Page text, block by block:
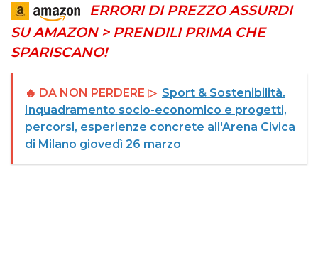
ERRORI DI PREZZO ASSURDI
SU AMAZON > PRENDILI PRIMA CHE
SPARISCANO!
🔥 DA NON PERDERE ▷ Sport & Sostenibilità.
Inquadramento socio-economico e progetti,
percorsi, esperienze concrete all'Arena Civica
di Milano giovedì 26 marzo